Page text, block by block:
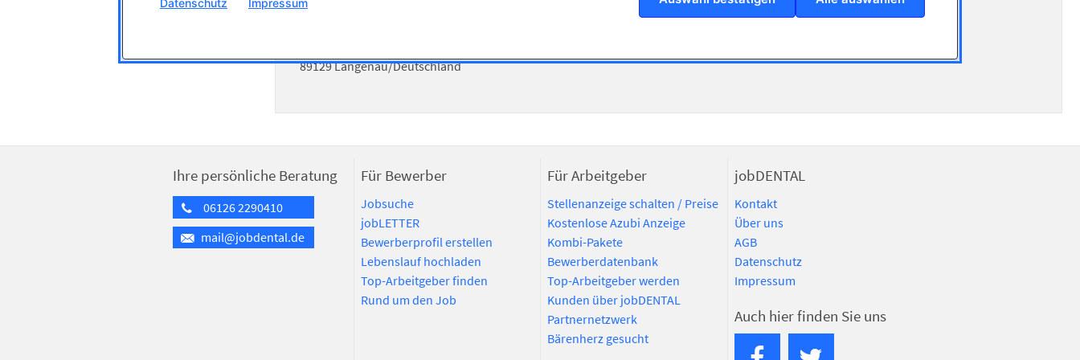
89129 Langenau/Deutschland
Ihre persönliche Beratung
06126 2290410
mail@jobdental.de
Für Bewerber
Jobsuche
jobLETTER
Bewerberprofil erstellen
Lebenslauf hochladen
Top-Arbeitgeber finden
Rund um den Job
Für Arbeitgeber
Stellenanzeige schalten / Preise
Kostenlose Azubi Anzeige
Kombi-Pakete
Bewerberdatenbank
Top-Arbeitgeber werden
Kunden über jobDENTAL
Partnernetzwerk
Bärenherz gesucht
jobDENTAL
Kontakt
Über uns
AGB
Datenschutz
Impressum
Auch hier finden Sie uns
Datenschutz Impressum